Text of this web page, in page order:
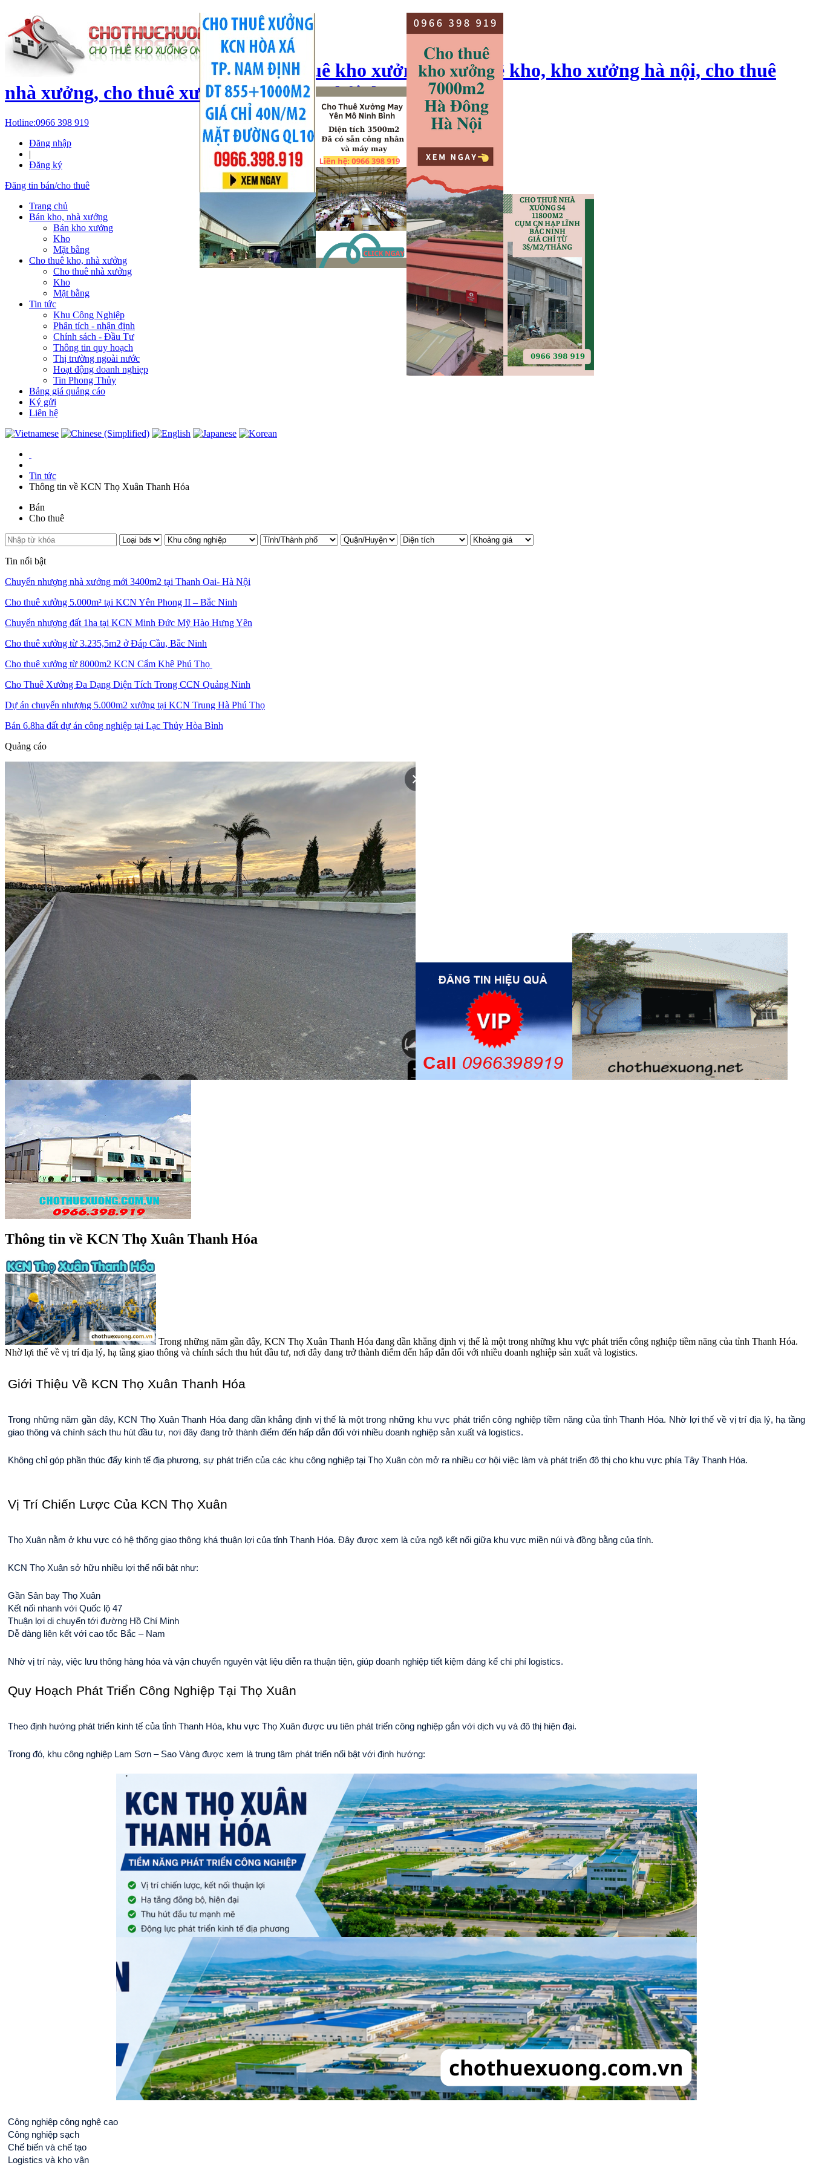
cho thuê kho xưởng, cho thuê kho, kho xưởng hà nội, cho thuê
nhà xưởng, cho thuê xưởng, kho xưởng hải dương
Hotline:0966 398 919
Đăng nhập
|
Đăng ký
Đăng tin bán/cho thuê
Trang chủ
Bán kho, nhà xưởng
Bán kho xưởng
Kho
Mặt bằng
Cho thuê kho, nhà xưởng
Cho thuê nhà xưởng
Kho
Mặt bằng
Tin tức
Khu Công Nghiệp
Phân tích - nhận định
Chính sách - Đầu Tư
Thông tin quy hoạch
Thị trường ngoài nước
Hoạt động doanh nghiẹp
Tin Phong Thủy
Bảng giá quảng cáo
Ký gửi
Liên hệ
Tin tức
Thông tin về KCN Thọ Xuân Thanh Hóa
Bán
Cho thuê
Tin nổi bật
Chuyển nhượng nhà xưởng mới 3400m2 tại Thanh Oai- Hà Nội
Cho thuê xưởng 5.000m² tại KCN Yên Phong II – Bắc Ninh
Chuyển nhượng đất 1ha tại KCN Minh Đức Mỹ Hào Hưng Yên
Cho thuê xưởng từ 3.235,5m2 ở Đáp Cầu, Bắc Ninh
Cho thuê xưởng từ 8000m2 KCN Cẩm Khê Phú Thọ
Cho Thuê Xưởng Đa Dạng Diện Tích Trong CCN Quảng Ninh
Dự án chuyển nhượng 5.000m2 xưởng tại KCN Trung Hà Phú Thọ
Bán 6.8ha đất dự án công nghiệp tại Lạc Thủy Hòa Bình
Quảng cáo
Thông tin về KCN Thọ Xuân Thanh Hóa
Trong những năm gần đây, KCN Thọ Xuân Thanh Hóa đang dần khẳng định vị thế là một trong những khu vực phát triển công nghiệp tiềm năng của tỉnh Thanh Hóa.
Nhờ lợi thế về vị trí địa lý, hạ tầng giao thông và chính sách thu hút đầu tư, nơi đây đang trở thành điểm đến hấp dẫn đối với nhiều doanh nghiệp sản xuất và logistics.
Giới Thiệu Về KCN Thọ Xuân Thanh Hóa
Trong những năm gần đây, KCN Thọ Xuân Thanh Hóa đang dần khẳng định vị thế là một trong những khu vực phát triển công nghiệp tiềm năng của tỉnh Thanh Hóa. Nhờ lợi thế về vị trí địa lý, hạ tầng
giao thông và chính sách thu hút đầu tư, nơi đây đang trở thành điểm đến hấp dẫn đối với nhiều doanh nghiệp sản xuất và logistics.
Không chỉ góp phần thúc đẩy kinh tế địa phương, sự phát triển của các khu công nghiệp tại Thọ Xuân còn mở ra nhiều cơ hội việc làm và phát triển đô thị cho khu vực phía Tây Thanh Hóa.
Vị Trí Chiến Lược Của KCN Thọ Xuân
Thọ Xuân nằm ở khu vực có hệ thống giao thông khá thuận lợi của tỉnh Thanh Hóa. Đây được xem là cửa ngõ kết nối giữa khu vực miền núi và đồng bằng của tỉnh.
KCN Thọ Xuân sở hữu nhiều lợi thế nổi bật như:
Gần Sân bay Thọ Xuân
Kết nối nhanh với Quốc lộ 47
Thuận lợi di chuyển tới đường Hồ Chí Minh
Dễ dàng liên kết với cao tốc Bắc – Nam
Nhờ vị trí này, việc lưu thông hàng hóa và vận chuyển nguyên vật liệu diễn ra thuận tiện, giúp doanh nghiệp tiết kiệm đáng kể chi phí logistics.
Quy Hoạch Phát Triển Công Nghiệp Tại Thọ Xuân
Theo định hướng phát triển kinh tế của tỉnh Thanh Hóa, khu vực Thọ Xuân được ưu tiên phát triển công nghiệp gắn với dịch vụ và đô thị hiện đại.
Trong đó, khu công nghiệp Lam Sơn – Sao Vàng được xem là trung tâm phát triển nổi bật với định hướng:
Công nghiệp công nghệ cao
Công nghiệp sạch
Chế biến và chế tạo
Logistics và kho vận